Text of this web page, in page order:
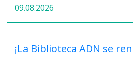
09.08.2026
¡La Biblioteca ADN se